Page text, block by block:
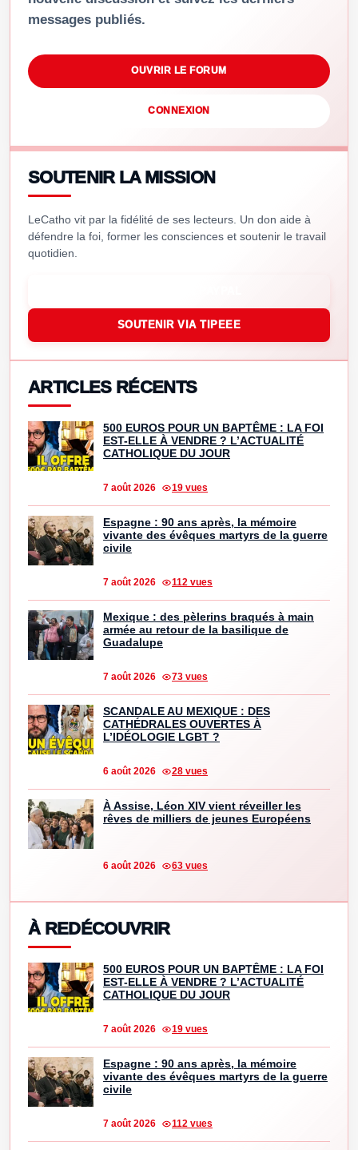
messages publiés.
OUVRIR LE FORUM
CONNEXION
SOUTENIR LA MISSION
LeCatho vit par la fidélité de ses lecteurs. Un don aide à
défendre la foi, former les consciences et soutenir le travail
quotidien.
SOUTENIR VIA TIPEEE
ARTICLES RÉCENTS
500 EUROS POUR UN BAPTÊME : LA FOI
EST-ELLE À VENDRE ? L’ACTUALITÉ
CATHOLIQUE DU JOUR
7 août 2026 19 vues
Espagne : 90 ans après, la mémoire
vivante des évêques martyrs de la guerre
civile
7 août 2026 112 vues
Mexique : des pèlerins braqués à main
armée au retour de la basilique de
Guadalupe
7 août 2026 73 vues
SCANDALE AU MEXIQUE : DES
CATHÉDRALES OUVERTES À
L’IDÉOLOGIE LGBT ?
6 août 2026 28 vues
À Assise, Léon XIV vient réveiller les
rêves de milliers de jeunes Européens
6 août 2026 63 vues
À REDÉCOUVRIR
500 EUROS POUR UN BAPTÊME : LA FOI
EST-ELLE À VENDRE ? L’ACTUALITÉ
CATHOLIQUE DU JOUR
7 août 2026 19 vues
Espagne : 90 ans après, la mémoire
vivante des évêques martyrs de la guerre
civile
7 août 2026 112 vues